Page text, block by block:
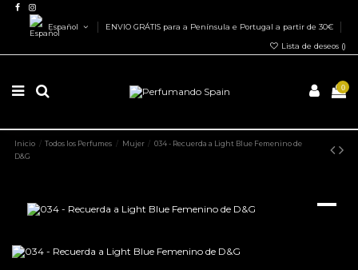
Español ENVIO GRÁTIS para a Península e Portugal a partir de 30€
Lista de deseos ()
0
Inicio Todos los Perfumes Mujer
034 - Recuerda a Light Blue Femenino de
D&G